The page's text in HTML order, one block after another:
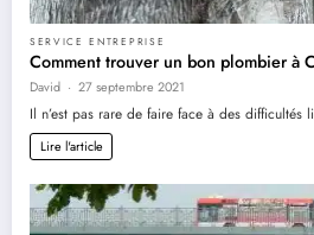
SERVICE ENTREPRISE
Comment trouver un bon plombier à
David 27 septembre 2021
Il n’est pas rare de faire face à des
Lire l'article